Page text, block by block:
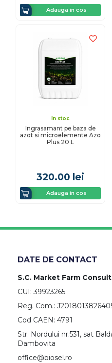
Adauga in cos
In stoc
Ingrasamant pe baza de
azot si microelemente Azo
Plus 20 L
320.00 lei
Adauga in cos
DATE DE CONTACT
S.C. Market Farm Consult
CUI: 39923265
Reg. Com.:
Cod CAEN: 4791
Str. Nordului nr.531, sat
Dambovita
office@biosel.ro